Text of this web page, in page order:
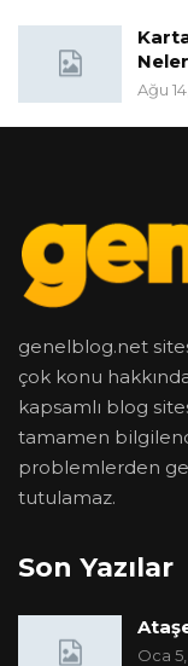
Ağu
genelblog.net
çok konu
kapsamlı blog
tamamen
problemlerden
tutulamaz.
Son Yazılar
Oca